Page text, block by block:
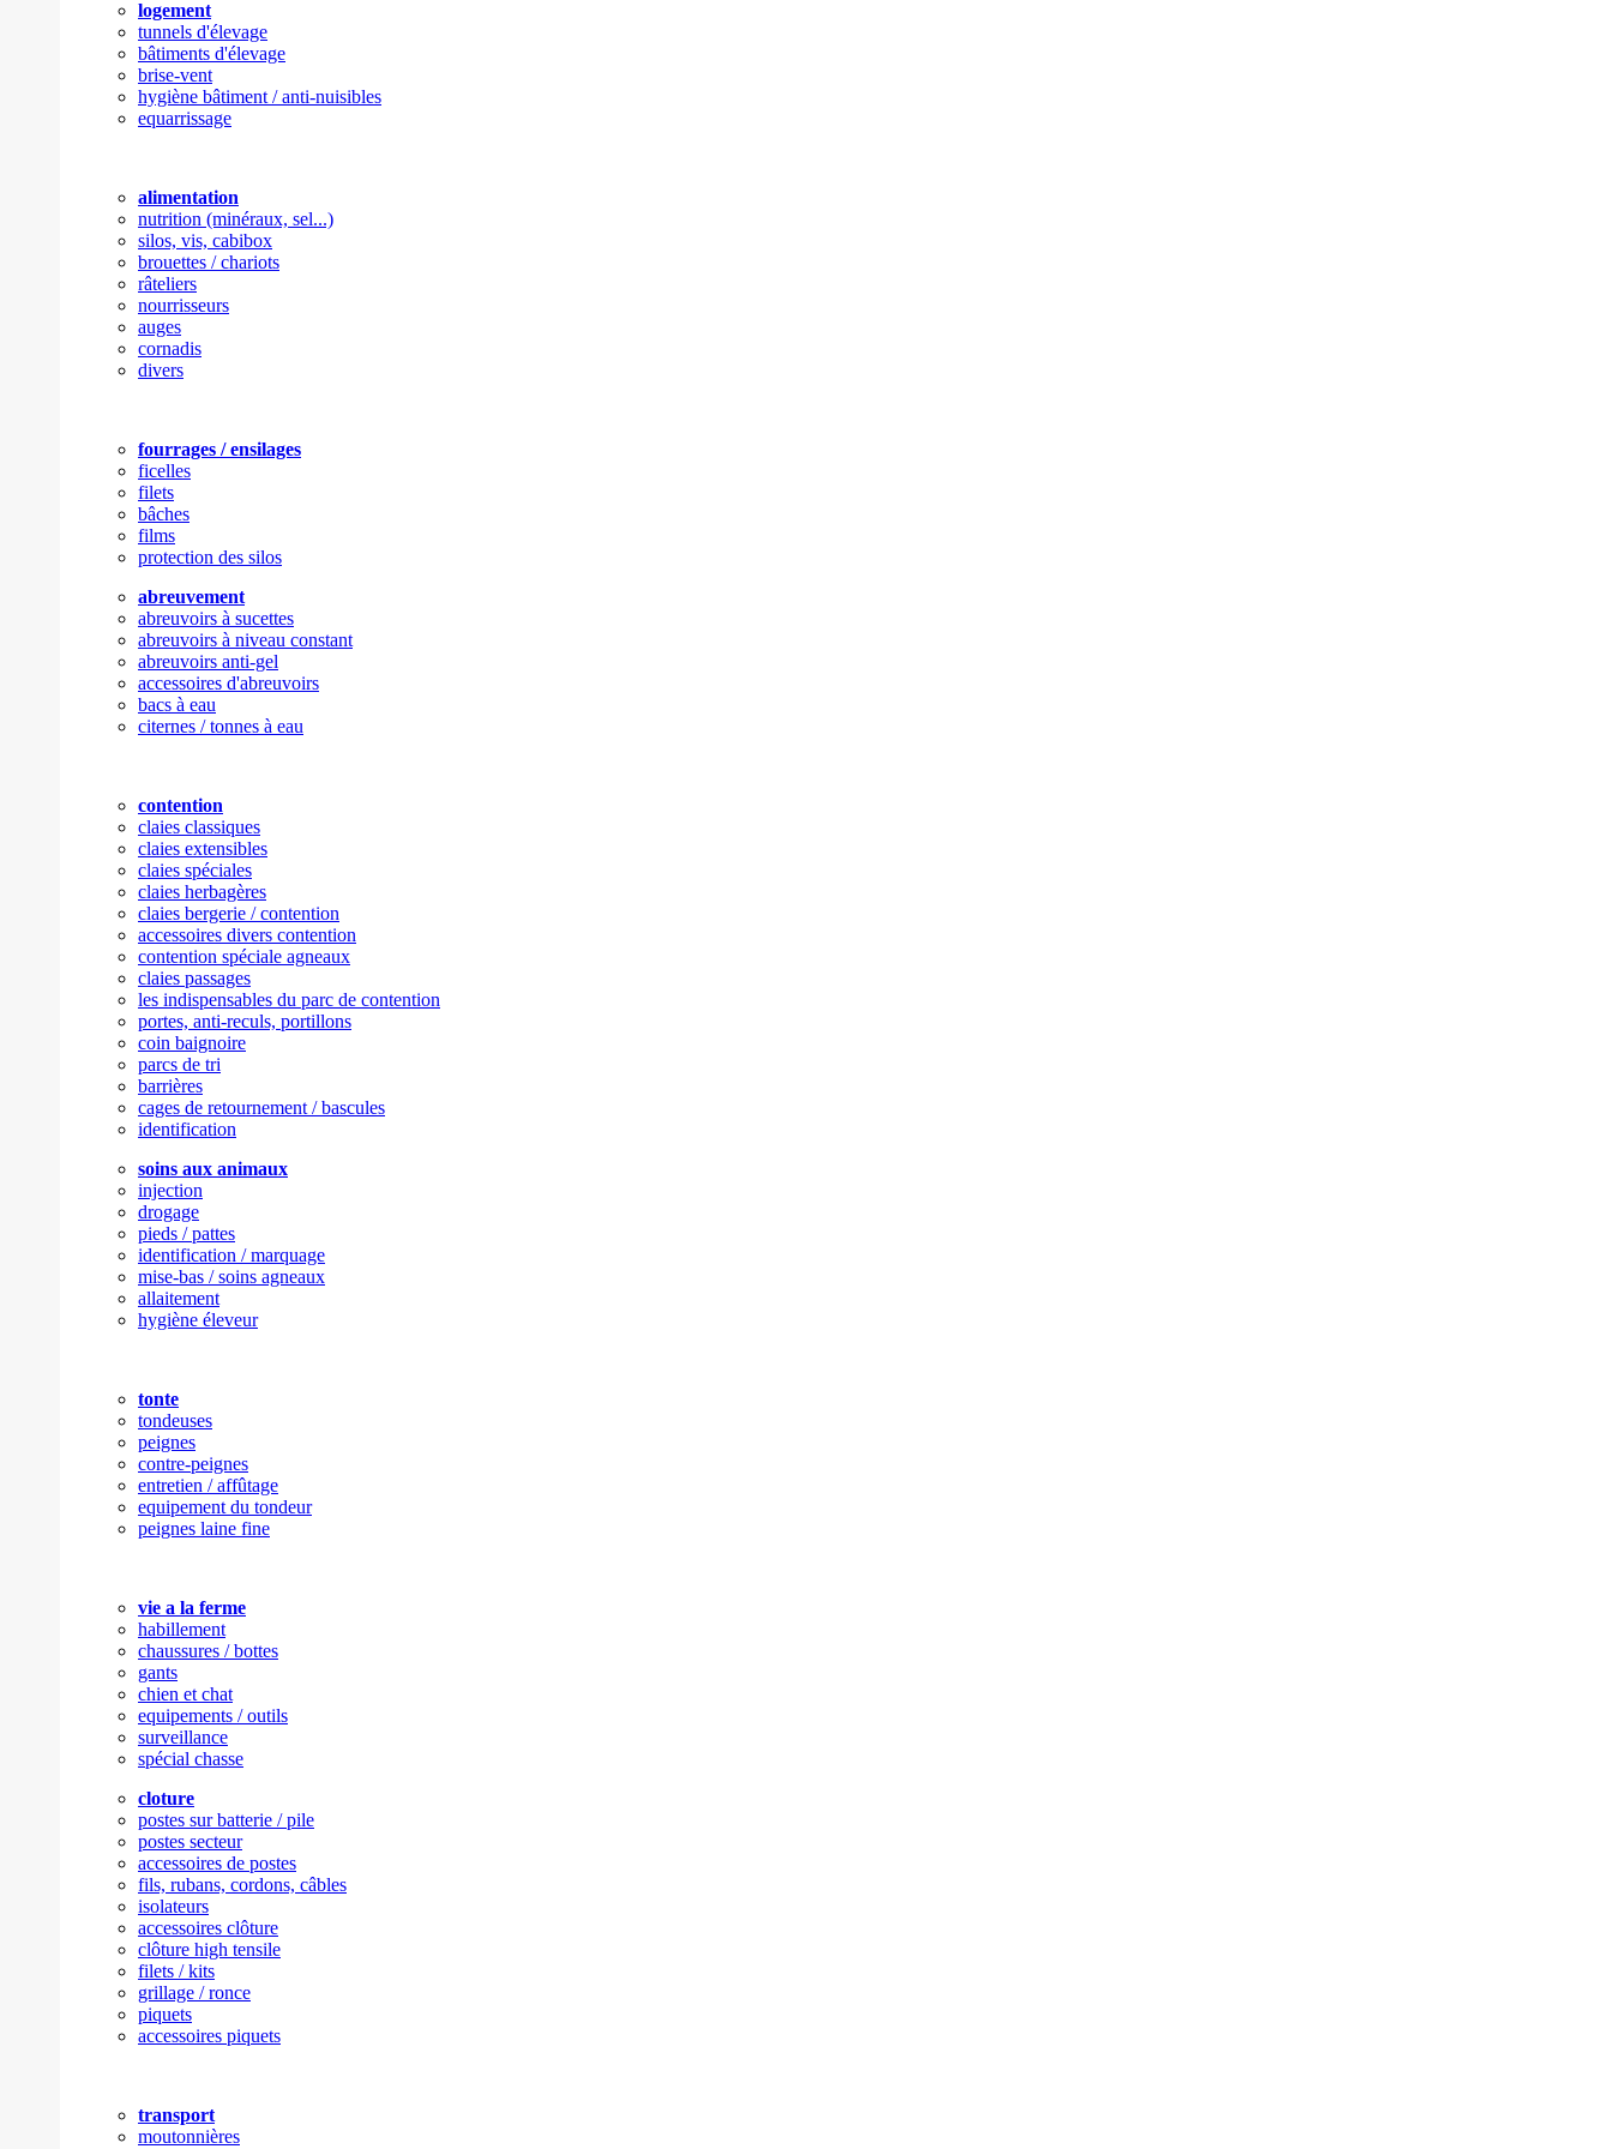
logement
tunnels d'élevage
bâtiments d'élevage
brise-vent
hygiène bâtiment / anti-nuisibles
equarrissage
alimentation
nutrition (minéraux, sel...)
silos, vis, cabibox
brouettes / chariots
râteliers
nourrisseurs
auges
cornadis
divers
fourrages / ensilages
ficelles
filets
bâches
films
protection des silos
abreuvement
abreuvoirs à sucettes
abreuvoirs à niveau constant
abreuvoirs anti-gel
accessoires d'abreuvoirs
bacs à eau
citernes / tonnes à eau
contention
claies classiques
claies extensibles
claies spéciales
claies herbagères
claies bergerie / contention
accessoires divers contention
contention spéciale agneaux
claies passages
les indispensables du parc de contention
portes, anti-reculs, portillons
coin baignoire
parcs de tri
barrières
cages de retournement / bascules
identification
soins aux animaux
injection
drogage
pieds / pattes
identification / marquage
mise-bas / soins agneaux
allaitement
hygiène éleveur
tonte
tondeuses
peignes
contre-peignes
entretien / affûtage
equipement du tondeur
peignes laine fine
vie a la ferme
habillement
chaussures / bottes
gants
chien et chat
equipements / outils
surveillance
spécial chasse
cloture
postes sur batterie / pile
postes secteur
accessoires de postes
fils, rubans, cordons, câbles
isolateurs
accessoires clôture
clôture high tensile
filets / kits
grillage / ronce
piquets
accessoires piquets
transport
moutonnières